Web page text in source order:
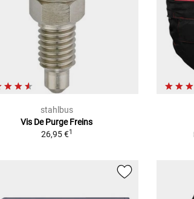
stahlbus
Vis De Purge Freins
26,95 €1